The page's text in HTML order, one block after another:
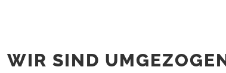
WIR SIND